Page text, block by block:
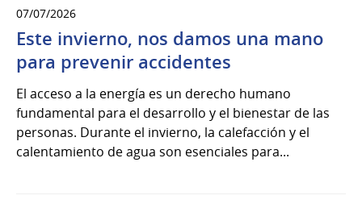
07/07/2026
Este invierno, nos damos una mano
para prevenir accidentes
El acceso a la energía es un derecho humano
fundamental para el desarrollo y el bienestar de las
personas. Durante el invierno, la calefacción y el
calentamiento de agua son esenciales para...